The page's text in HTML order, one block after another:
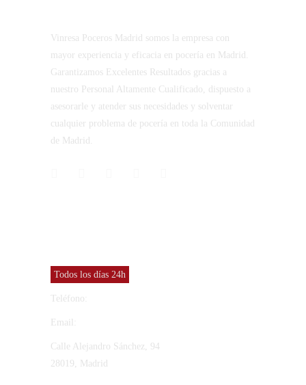
Vinresa Poceros Madrid somos la empresa con
mayor experiencia y eficacia en pocería en Madrid.
Garantizamos Excelentes Resultados gracias a
nuestro Personal Altamente Cualificado, dispuesto a
asesorarle y atender sus necesidades y solventar
cualquier problema de pocería en toda la Comunidad
de Madrid.
Todos los días 24h
Teléfono:
Email:
Calle Alejandro Sánchez, 94
28019, Madrid